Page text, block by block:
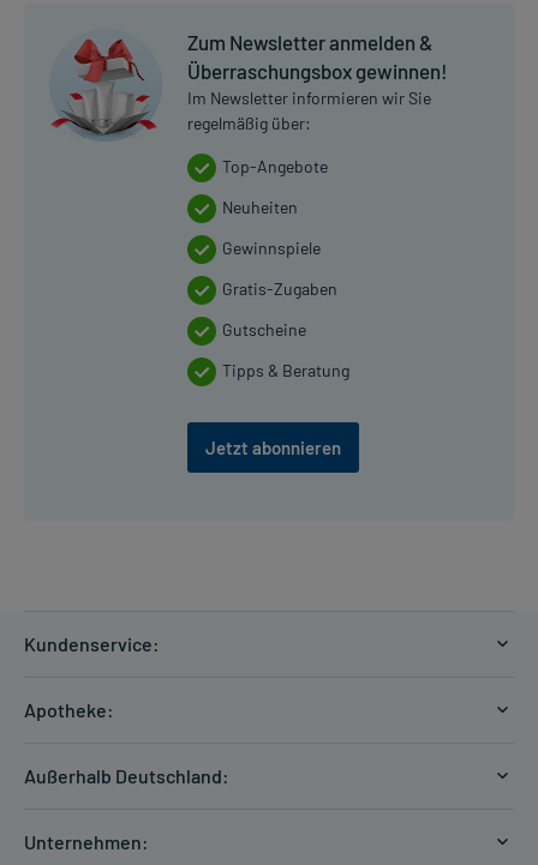
Zum Newsletter anmelden &
Überraschungsbox gewinnen!
Im Newsletter informieren wir Sie
regelmäßig über:
Top-Angebote
Neuheiten
Gewinnspiele
Gratis-Zugaben
Gutscheine
Tipps & Beratung
Jetzt abonnieren
Kundenservice:
Zahlungsarten
Hilfe
Apotheke:
Außerhalb Deutschland:
Unternehmen: